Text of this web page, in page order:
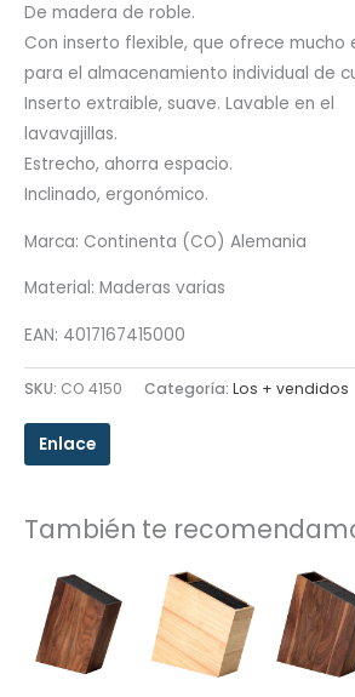
De madera de roble.
Con inserto flexible, que ofrece mucho
para el almacenamiento individual de
Inserto extraible, suave. Lavable en el
lavavajillas.
Estrecho, ahorra espacio.
Inclinado, ergonómico.
Marca: Continenta (CO) Alemania
Material: Maderas varias
EAN: 4017167415000
SKU: CO 4150 Categoría: Los + vendidos
Enlace
También te